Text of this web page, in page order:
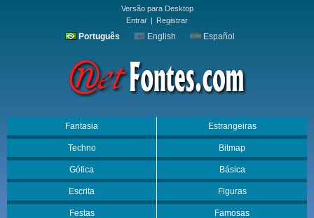
Versão para Desktop
Entrar | Registrar
Português English Español
Fantasia Estrangeiras
Techno Bitmap
Gótica Básica
Escrita Figuras
Festas Famosas